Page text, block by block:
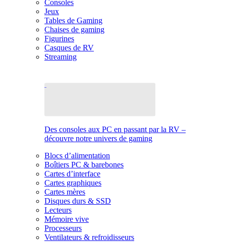
Consoles
Jeux
Tables de Gaming
Chaises de gaming
Figurines
Casques de RV
Streaming
Des consoles aux PC en passant par la RV –
découvre notre univers de gaming
Blocs d’alimentation
Boîtiers PC & barebones
Cartes d’interface
Cartes graphiques
Cartes mères
Disques durs & SSD
Lecteurs
Mémoire vive
Processeurs
Ventilateurs & refroidisseurs